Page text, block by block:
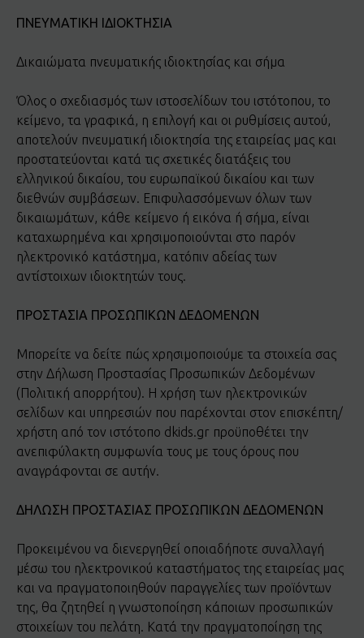
ΠΝΕΥΜΑΤΙΚΗ ΙΔΙΟΚΤΗΣΙΑ
Δικαιώματα πνευματικής ιδιοκτησίας και σήμα
Όλος ο σχεδιασμός των ιστοσελίδων του ιστότοπου, το
κείμενο, τα γραφικά, η επιλογή και οι ρυθμίσεις αυτού,
αποτελούν πνευματική ιδιοκτησία της εταιρείας μας και
προστατεύονται κατά τις σχετικές διατάξεις του
ελληνικού δικαίου, του ευρωπαϊκού δικαίου και των
διεθνών συμβάσεων. Επιφυλασσόμενων όλων των
δικαιωμάτων, κάθε κείμενο ή εικόνα ή σήμα, είναι
καταχωρημένα και χρησιμοποιούνται στο παρόν
ηλεκτρονικό κατάστημα, κατόπιν αδείας των
αντίστοιχων ιδιοκτητών τους.
ΠΡΟΣΤΑΣΙΑ ΠΡΟΣΩΠΙΚΩΝ ΔΕΔΟΜΕΝΩΝ
Μπορείτε να δείτε πώς χρησιμοποιούμε τα στοιχεία σας
στην Δήλωση Προστασίας Προσωπικών Δεδομένων
(Πολιτική απορρήτου). Η χρήση των ηλεκτρονικών
σελίδων και υπηρεσιών που παρέχονται στον επισκέπτη/
χρήστη από τον ιστότοπο dkids.gr προϋποθέτει την
ανεπιφύλακτη συμφωνία τους με τους όρους που
αναγράφονται σε αυτήν.
ΔΗΛΩΣΗ ΠΡΟΣΤΑΣΙΑΣ ΠΡΟΣΩΠΙΚΩΝ ΔΕΔΟΜΕΝΩΝ
Προκειμένου να διενεργηθεί οποιαδήποτε συναλλαγή
μέσω του ηλεκτρονικού καταστήματος της εταιρείας μας
και να πραγματοποιηθούν παραγγελίες των προϊόντων
της, θα ζητηθεί η γνωστοποίηση κάποιων προσωπικών
στοιχείων του πελάτη. Κατά την πραγματοποίηση της